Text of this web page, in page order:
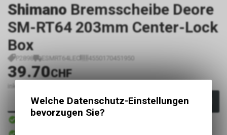
Shimano Bremsscheibe Deore
SM-RT64 203mm Center-Lock
Box
P2898 ESMRT64LEC 4550170451950
39.70CHF
inkl. MwSt., zzgl. Versandkosten
In den Warenkorb
1 - 3 Tage
Welche Datenschutz-Einstellungen
bevorzugen Sie?